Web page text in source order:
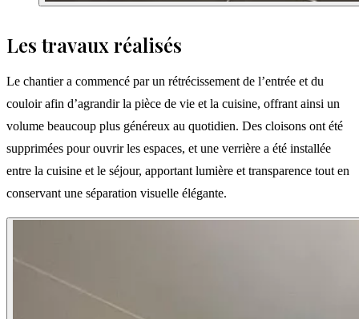
Les travaux réalisés
Le chantier a commencé par un rétrécissement de l’entrée et du
couloir afin d’agrandir la pièce de vie et la cuisine, offrant ainsi un
volume beaucoup plus généreux au quotidien. Des cloisons ont été
supprimées pour ouvrir les espaces, et une verrière a été installée
entre la cuisine et le séjour, apportant lumière et transparence tout en
conservant une séparation visuelle élégante.